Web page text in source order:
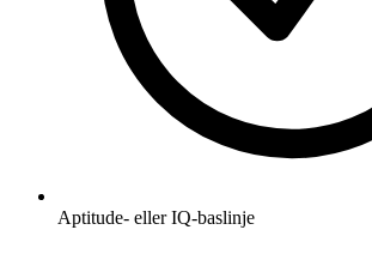
Aptitude- eller IQ-baslinje